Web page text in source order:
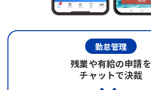
勤怠管理
残業や有給の申請を
チャットで決裁